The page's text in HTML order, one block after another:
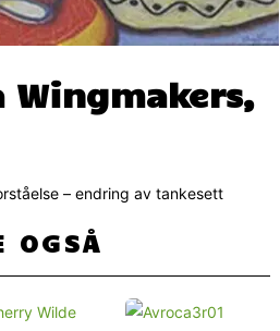
Wingmakers,
– endring av tankesett
OGSÅ